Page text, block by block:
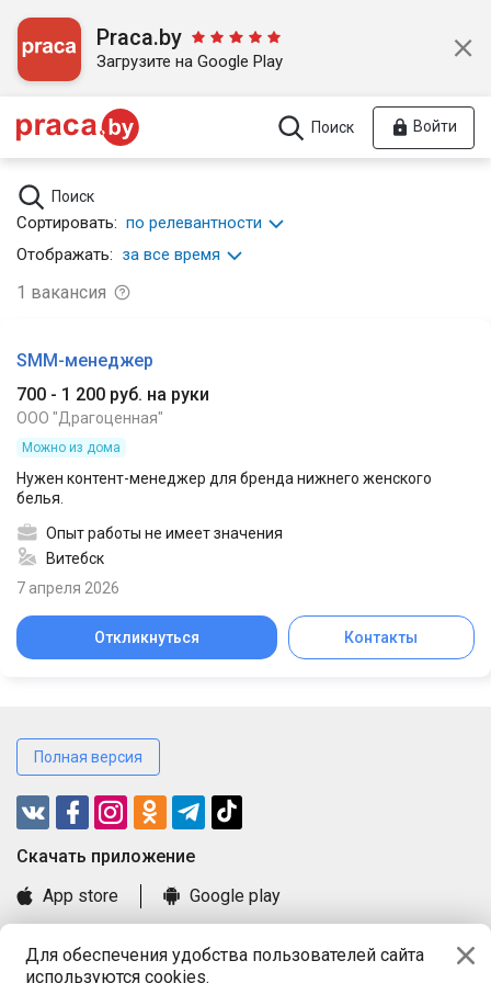
Для обеспечения удобства пользователей сайта
используются cookies.
Praca.by
Загрузите на Google Play
Поиск Войти
Поиск
Сортировать: по релевантности
Отображать: за все время
1 вакансия
SMM-менеджер
700 - 1 200 руб. на руки
ООО "Драгоценная"
Можно из дома
Нужен контент-менеджер для бренда нижнего женского
белья.
Опыт работы не имеет значения
Витебск
7 апреля 2026
Откликнуться Контакты
Полная версия
Cкачать приложение
App store
Google play
Книга замечаний и предложений